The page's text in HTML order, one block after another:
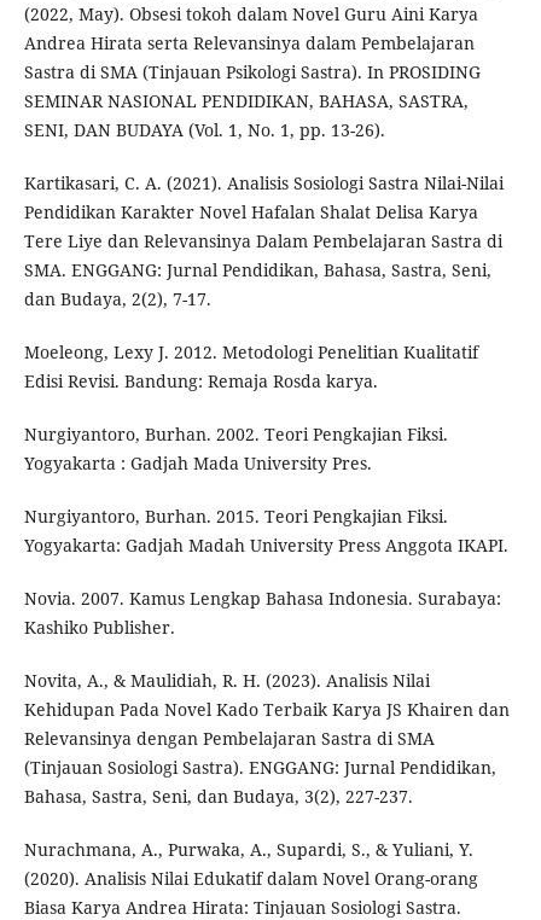
(2022, May). Obsesi tokoh dalam Novel Guru Aini Karya
Andrea Hirata serta Relevansinya dalam Pembelajaran
Sastra di SMA (Tinjauan Psikologi Sastra). In PROSIDING
SEMINAR NASIONAL PENDIDIKAN, BAHASA, SASTRA,
SENI, DAN BUDAYA (Vol. 1, No. 1, pp. 13-26).
Kartikasari, C. A. (2021). Analisis Sosiologi Sastra Nilai-Nilai
Pendidikan Karakter Novel Hafalan Shalat Delisa Karya
Tere Liye dan Relevansinya Dalam Pembelajaran Sastra di
SMA. ENGGANG: Jurnal Pendidikan, Bahasa, Sastra, Seni,
dan Budaya, 2(2), 7-17.
Moeleong, Lexy J. 2012. Metodologi Penelitian Kualitatif
Edisi Revisi. Bandung: Remaja Rosda karya.
Nurgiyantoro, Burhan. 2002. Teori Pengkajian Fiksi.
Yogyakarta : Gadjah Mada University Pres.
Nurgiyantoro, Burhan. 2015. Teori Pengkajian Fiksi.
Yogyakarta: Gadjah Madah University Press Anggota IKAPI.
Novia. 2007. Kamus Lengkap Bahasa Indonesia. Surabaya:
Kashiko Publisher.
Novita, A., & Maulidiah, R. H. (2023). Analisis Nilai
Kehidupan Pada Novel Kado Terbaik Karya JS Khairen dan
Relevansinya dengan Pembelajaran Sastra di SMA
(Tinjauan Sosiologi Sastra). ENGGANG: Jurnal Pendidikan,
Bahasa, Sastra, Seni, dan Budaya, 3(2), 227-237.
Nurachmana, A., Purwaka, A., Supardi, S., & Yuliani, Y.
(2020). Analisis Nilai Edukatif dalam Novel Orang-orang
Biasa Karya Andrea Hirata: Tinjauan Sosiologi Sastra.